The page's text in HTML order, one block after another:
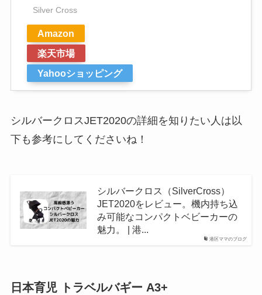
Silver Cross
Amazon
楽天市場
Yahooショッピング
シルバークロスJET2020の詳細を知りたい人は以
下も参考にしてくださいね！
港区ママのブログ
シルバークロス（SilverCross）
JET2020をレビュー。機内持ち込
み可能なコンパクトベビーカーの
魅力。 | 港...
日本育児 トラベルバギー A3+